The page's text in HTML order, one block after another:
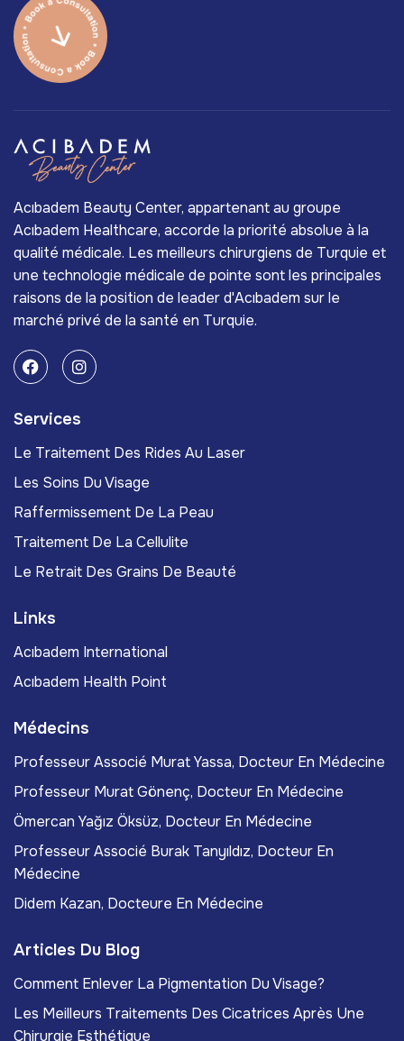
Acıbadem Beauty Center, appartenant au groupe
Acıbadem Healthcare, accorde la priorité absolue à la
qualité médicale. Les meilleurs chirurgiens de Turquie et
une technologie médicale de pointe sont les principales
raisons de la position de leader d'Acıbadem sur le
marché privé de la santé en Turquie.
Services
Le Traitement Des Rides Au Laser
Les Soins Du Visage
Raffermissement De La Peau
Traitement De La Cellulite
Le Retrait Des Grains De Beauté
Links
Acıbadem International
Acıbadem Health Point
Médecins
Professeur Associé Murat Yassa, Docteur En Médecine
Professeur Murat Gönenç, Docteur En Médecine
Ömercan Yağız Öksüz, Docteur En Médecine
Professeur Associé Burak Tanyıldız, Docteur En
Médecine
Didem Kazan, Docteure En Médecine
Articles Du Blog
Comment Enlever La Pigmentation Du Visage?
Les Meilleurs Traitements Des Cicatrices Après Une
Chirurgie Esthétique